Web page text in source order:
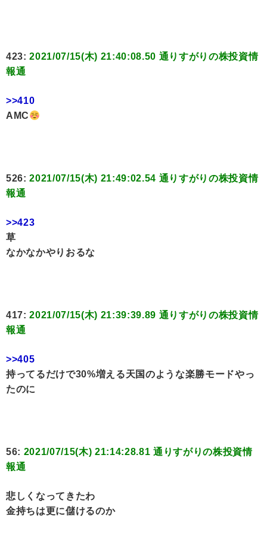
423:2021/07/15(木) 21:40:08.50 通りすがりの株投資情
報通
>>410
AMC
526:2021/07/15(木) 21:49:02.54 通りすがりの株投資情
報通
>>423
草
なかなかやりおるな
417:2021/07/15(木) 21:39:39.89 通りすがりの株投資情
報通
>>405
持ってるだけで30%増える天国のような楽勝モードやっ
たのに
56: 2021/07/15(木) 21:14:28.81 通りすがりの株投資情
報通
悲しくなってきたわ
金持ちは更に儲けるのか